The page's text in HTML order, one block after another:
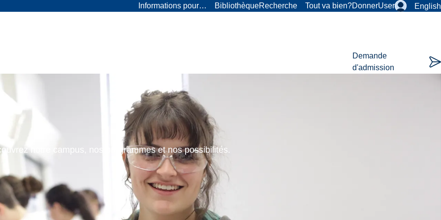
Informations pour… BibliothèqueRecherche Tout va bien?DonnerUser English
Demande
d'admission
notre campus, nos programmes et nos possibilités.